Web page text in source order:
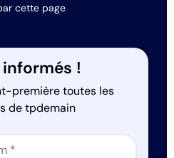
cette page
informés !
première toutes les
de tpdemain